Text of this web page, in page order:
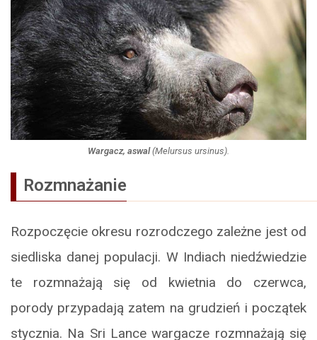
Wargacz, aswal(Melursus ursinus).
Rozmnażanie
Rozpoczęcie okresu rozrodczego zależne jest od
siedliska danej populacji. W Indiach niedźwiedzie
te rozmnażają się od kwietnia do czerwca,
porody przypadają zatem na grudzień i początek
stycznia. Na Sri Lance wargacze rozmnażają się